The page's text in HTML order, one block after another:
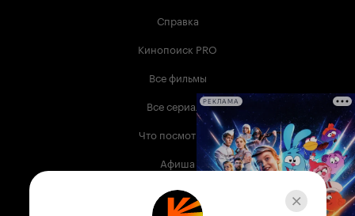
Справка
Кинопоиск PRO
Все фильмы
Все сериалы
Что посмотреть
Афиша
Музыка
РЕКЛАМА